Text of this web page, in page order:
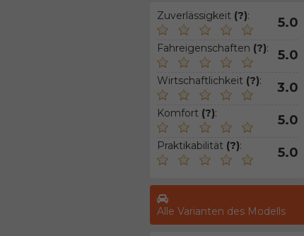
Zuverlässigkeit (?): 5.0
Fahreigenschaften (?): 5.0
Wirtschaftlichkeit (?): 3.0
Komfort (?): 5.0
Praktikabilität (?): 5.0
Alle Varianten des Modells